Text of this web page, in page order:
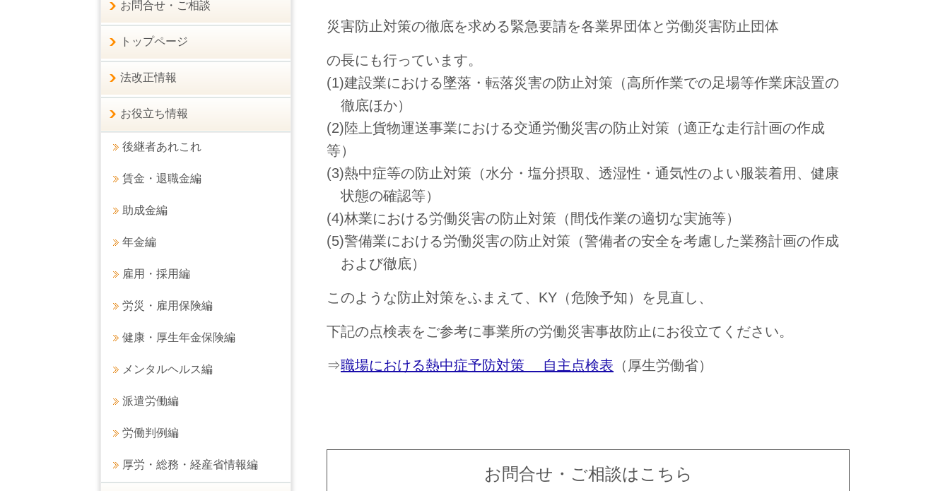
災害防止対策の徹底を求める緊急要請を各業界団体と労働災害防止団体
の長にも行っています。
(1)建設業における墜落・転落災害の防止対策（高所作業での足場等作業床設置の
徹底ほか）
(2)陸上貨物運送事業における交通労働災害の防止対策（適正な走行計画の作成
等）
(3)熱中症等の防止対策（水分・塩分摂取、透湿性・通気性のよい服装着用、健康
状態の確認等）
(4)林業における労働災害の防止対策（間伐作業の適切な実施等）
(5)警備業における労働災害の防止対策（警備者の安全を考慮した業務計画の作成
および徹底）
このような防止対策をふまえて、KY（危険予知）を見直し、
下記の点検表をご参考に事業所の労働災害事故防止にお役立てください。
⇒職場における熱中症予防対策 自主点検表 （厚生労働省）
お問合せ・ご相談はこちら
お問合せ・ご相談
トップページ
法改正情報
お役立ち情報
後継者あれこれ
賃金・退職金編
助成金編
年金編
雇用・採用編
労災・雇用保険編
健康・厚生年金保険編
メンタルヘルス編
派遣労働編
労働判例編
厚労・総務・経産省情報編